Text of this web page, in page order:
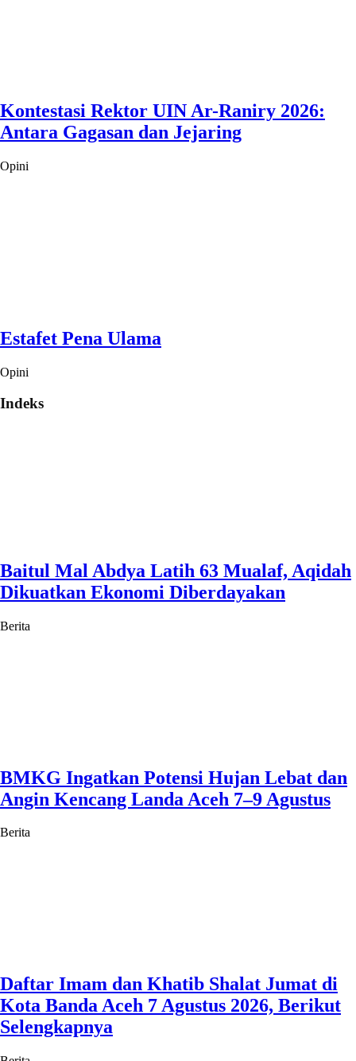
Kontestasi Rektor UIN Ar-Raniry 2026:
Antara Gagasan dan Jejaring
Opini
Estafet Pena Ulama
Opini
Indeks
Baitul Mal Abdya Latih 63 Mualaf, Aqidah
Dikuatkan Ekonomi Diberdayakan
Berita
BMKG Ingatkan Potensi Hujan Lebat dan
Angin Kencang Landa Aceh 7–9 Agustus
Berita
Daftar Imam dan Khatib Shalat Jumat di
Kota Banda Aceh 7 Agustus 2026, Berikut
Selengkapnya